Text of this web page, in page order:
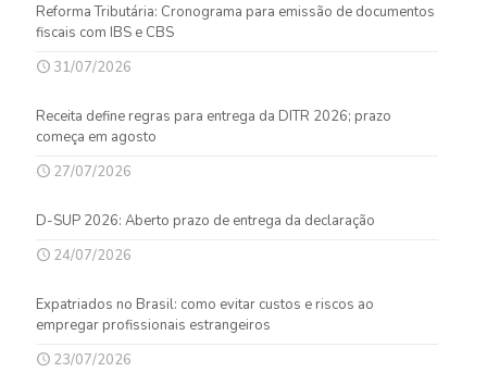
Reforma Tributária: Cronograma para emissão de documentos
fiscais com IBS e CBS
31/07/2026
Receita define regras para entrega da DITR 2026; prazo
começa em agosto
27/07/2026
D-SUP 2026: Aberto prazo de entrega da declaração
24/07/2026
Expatriados no Brasil: como evitar custos e riscos ao
empregar profissionais estrangeiros
23/07/2026